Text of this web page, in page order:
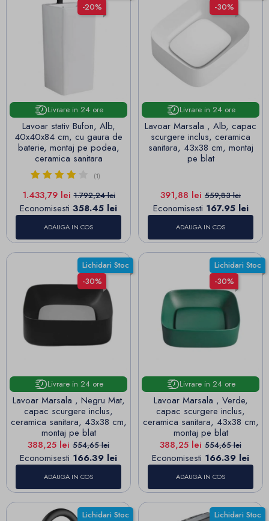
-20%
Livrare in 24 ore
Lavoar stativ Bufon, Alb,
40x40x84 cm, cu gaura de
baterie, montaj pe podea,
ceramica sanitara
(1)
Pret
1.433,79 leiPret de baza
1.792,24 lei
Economisesti 358.45 lei
ADAUGA IN COS
-30%
Livrare in 24 ore
Lavoar Marsala , Alb, capac
scurgere inclus, ceramica
sanitara, 43x38 cm, montaj
pe blat
Pret
391,88 lei Pret de baza
559,83 lei
Economisesti 167.95 lei
ADAUGA IN COS
Lichidari Stoc
-30%
Livrare in 24 ore
Lavoar Marsala , Negru Mat,
capac scurgere inclus,
ceramica sanitara, 43x38 cm,
montaj pe blat
Pret
388,25 lei Pret de baza
554,65 lei
Economisesti 166.39 lei
ADAUGA IN COS
Lichidari Stoc
-30%
Livrare in 24 ore
Lavoar Marsala , Verde,
capac scurgere inclus,
ceramica sanitara, 43x38 cm,
montaj pe blat
Pret
388,25 lei Pret de baza
554,65 lei
Economisesti 166.39 lei
ADAUGA IN COS
Lichidari Stoc
Lichidari Stoc